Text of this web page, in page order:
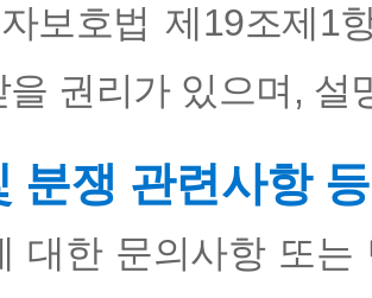
보호법 제19조제1
을 권리가 있으며, 설
분쟁 관련사항 등
대한 문의사항 또